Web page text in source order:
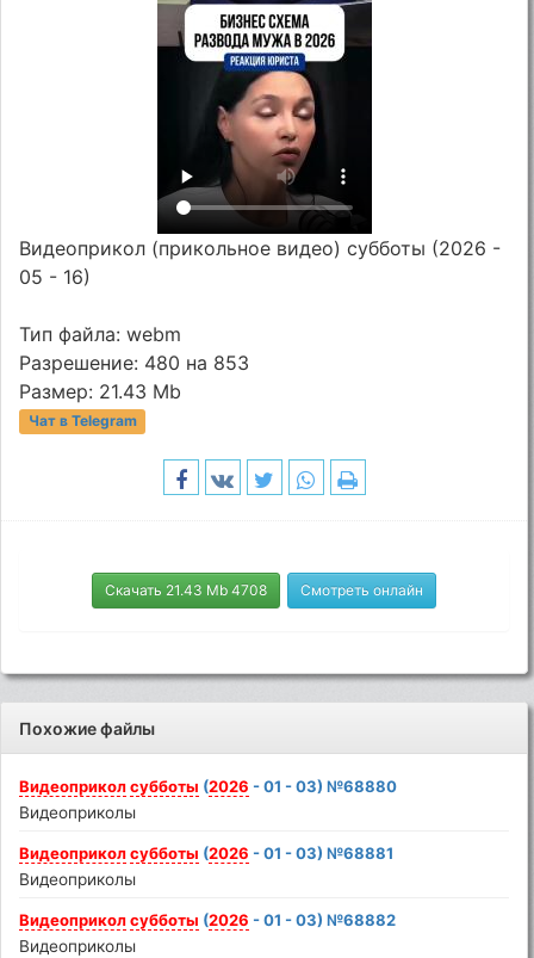
Видеоприкол (прикольное видео) субботы (2026 -
05 - 16)
Тип файла: webm
Разрешение: 480 на 853
Размер: 21.43 Mb
Чат в Telegram
Скачать 21.43 Mb 4708 Смотреть онлайн
Похожие файлы
Видеоприкол субботы (2026 - 01 - 03) №68880
Видеоприколы
Видеоприкол субботы (2026 - 01 - 03) №68881
Видеоприколы
Видеоприкол субботы (2026 - 01 - 03) №68882
Видеоприколы